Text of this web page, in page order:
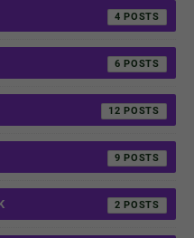
4
6
12
9
2